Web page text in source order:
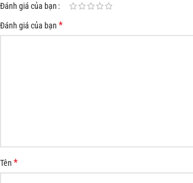
Đánh giá của bạn
Đánh giá của bạn *
Tên *